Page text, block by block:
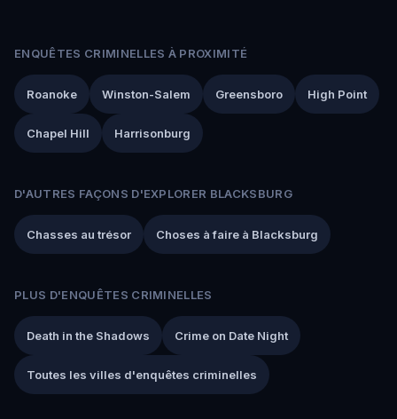
ENQUÊTES CRIMINELLES À PROXIMITÉ
Roanoke Winston-Salem Greensboro High Point
Chapel Hill Harrisonburg
D'AUTRES FAÇONS D'EXPLORER BLACKSBURG
Chasses au trésor Choses à faire à Blacksburg
PLUS D'ENQUÊTES CRIMINELLES
Death in the Shadows Crime on Date Night
Toutes les villes d'enquêtes criminelles